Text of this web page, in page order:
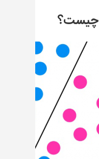
چیست؟